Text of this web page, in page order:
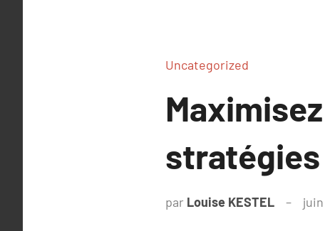
Uncategorized
par Louise KESTEL